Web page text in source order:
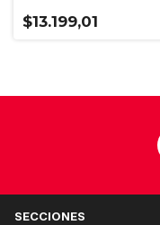
$13.199,01
SECCIONES